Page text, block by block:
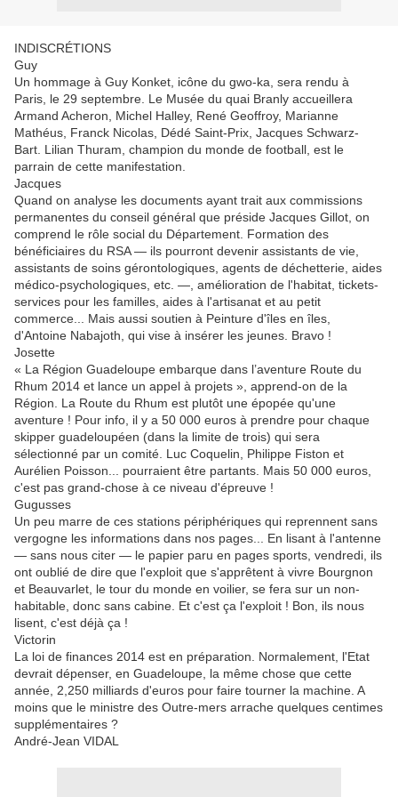
INDISCRÉTIONS
Guy
Un hommage à Guy Konket, icône du gwo-ka, sera rendu à
Paris, le 29 septembre. Le Musée du quai Branly accueillera
Armand Acheron, Michel Halley, René Geoffroy, Marianne
Mathéus, Franck Nicolas, Dédé Saint-Prix, Jacques Schwarz-
Bart. Lilian Thuram, champion du monde de football, est le
parrain de cette manifestation.
Jacques
Quand on analyse les documents ayant trait aux commissions
permanentes du conseil général que préside Jacques Gillot, on
comprend le rôle social du Département. Formation des
bénéficiaires du RSA — ils pourront devenir assistants de vie,
assistants de soins gérontologiques, agents de déchetterie, aides
médico-psychologiques, etc. —, amélioration de l'habitat, tickets-
services pour les familles, aides à l'artisanat et au petit
commerce... Mais aussi soutien à Peinture d'îles en îles,
d'Antoine Nabajoth, qui vise à insérer les jeunes. Bravo !
Josette
« La Région Guadeloupe embarque dans l’aventure Route du
Rhum 2014 et lance un appel à projets », apprend-on de la
Région. La Route du Rhum est plutôt une épopée qu'une
aventure ! Pour info, il y a 50 000 euros à prendre pour chaque
skipper guadeloupéen (dans la limite de trois) qui sera
sélectionné par un comité. Luc Coquelin, Philippe Fiston et
Aurélien Poisson... pourraient être partants. Mais 50 000 euros,
c'est pas grand-chose à ce niveau d'épreuve !
Gugusses
Un peu marre de ces stations périphériques qui reprennent sans
vergogne les informations dans nos pages... En lisant à l'antenne
— sans nous citer — le papier paru en pages sports, vendredi, ils
ont oublié de dire que l'exploit que s'apprêtent à vivre Bourgnon
et Beauvarlet, le tour du monde en voilier, se fera sur un non-
habitable, donc sans cabine. Et c'est ça l'exploit ! Bon, ils nous
lisent, c'est déjà ça !
Victorin
La loi de finances 2014 est en préparation. Normalement, l'Etat
devrait dépenser, en Guadeloupe, la même chose que cette
année, 2,250 milliards d'euros pour faire tourner la machine. A
moins que le ministre des Outre-mers arrache quelques centimes
supplémentaires ?
André-Jean VIDAL